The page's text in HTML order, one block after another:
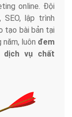
online. Đội
lập trình
tạo bài bản tại
luôn đem
dịch vụ chất